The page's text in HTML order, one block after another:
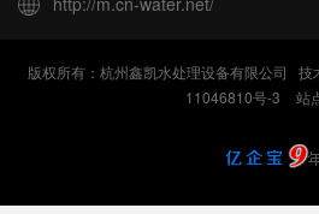
版权所有：杭州鑫凯水处理设备有限公司 技
11046810号-3
站